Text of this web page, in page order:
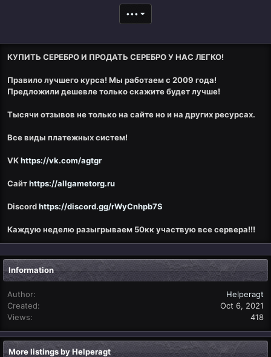
•••
КУПИТЬ СЕРЕБРО И ПРОДАТЬ СЕРЕБРО У НАС ЛЕГКО!
Правило лучшего курса! Мы работаем с 2009 года!
Предложили дешевле только скажите будет лучше!
Тысячи отзывов не только на сайте но и на других ресурсах.
Все виды платежных систем!
VKhttps://vk.com/agtgr
Сайтhttps://allgametorg.ru
Discordhttps://discord.gg/rWyCnhpb7S
Каждую неделю разыгрываем 50кк участвую все сервера!!!
Information
Author
Helperagt
Created
Oct 6, 2021
Views
418
More listings by Helperagt